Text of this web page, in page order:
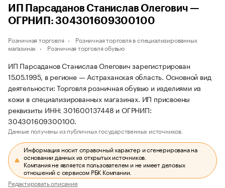
ИП Парсаданов Станислав Олегович —
ОГРНИП: 304301609300100
Розничная торговля
Розничная торговля в специализированных
магазинах
Розничная торговля обувью
ИП Парсаданов Станислав Олегович зарегистрирован
15.05.1995, в регионе — Астраханская область. Основной вид
деятельности: Торговля розничная обувью и изделиями из
кожи в специализированных магазинах. ИП присвоены
реквизиты ИНН: 301600137448 и ОГРНИП:
304301609300100.
Данные получены из публичных государственных источников.
Информация носит справочный характер и сгенерирована на
основании данных из открытых источников.
Компания не является пользователем и не имеет деловых
отношений с сервисом РБК Компании.
Редактировать описание